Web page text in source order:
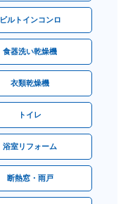
ビルトインコンロ
食器洗い乾燥機
衣類乾燥機
トイレ
浴室リフォーム
断熱窓・雨戸